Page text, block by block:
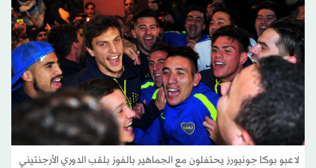
لاعبو بوكا جونيورز يحتفلون مع الجماهير بالفوز بلقب الدوري الأرجنتيني